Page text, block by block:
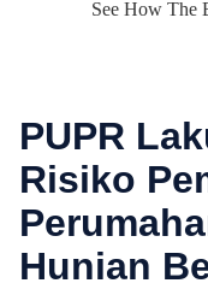
PUPR
Risiko
Hunian